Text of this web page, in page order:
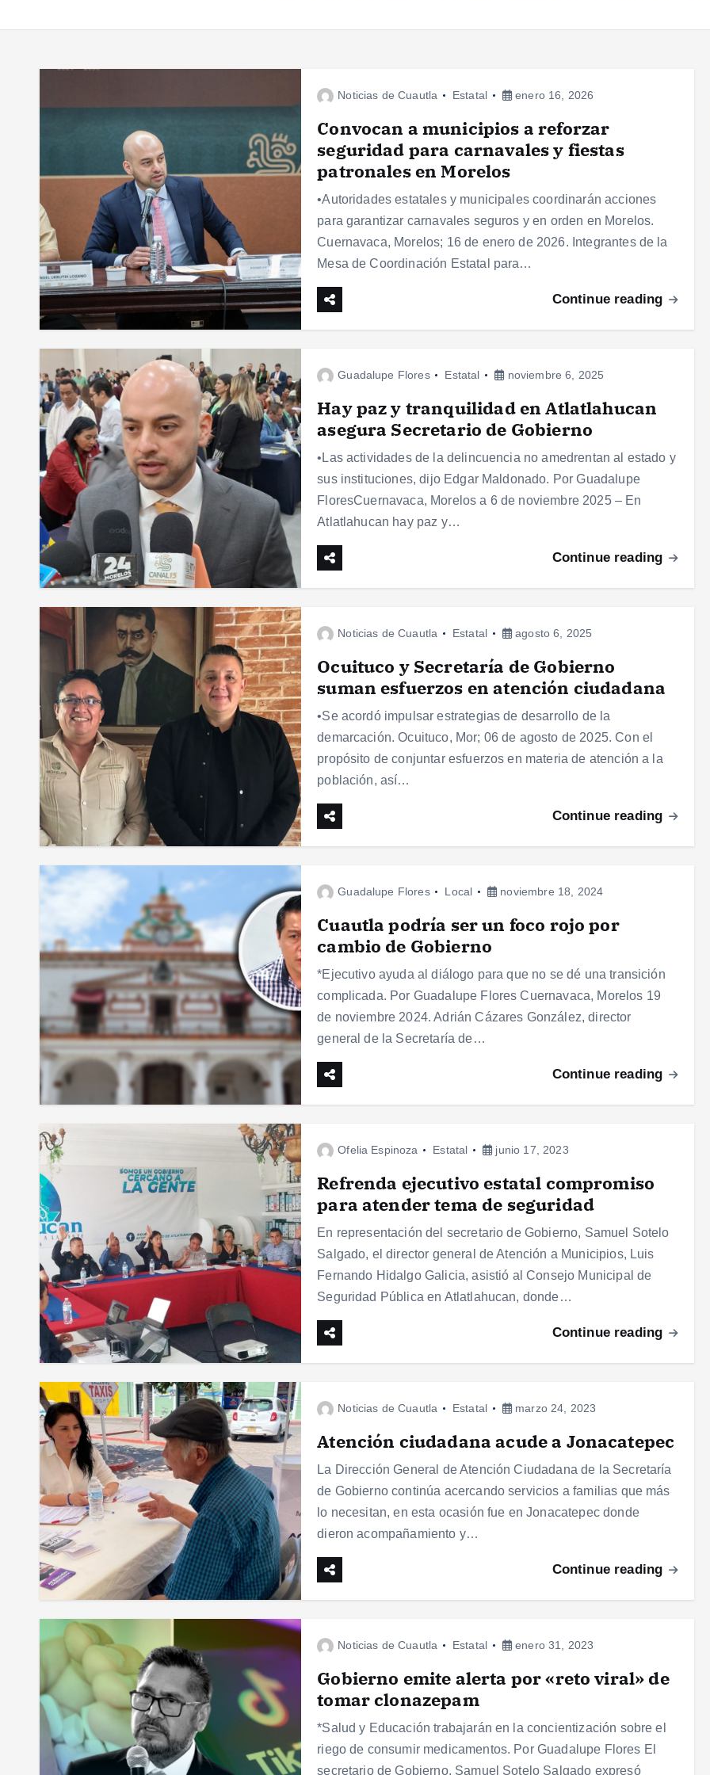
Noticias de Cuautla Estatal enero 16, 2026
Convocan a municipios a reforzar
seguridad para carnavales y fiestas
patronales en Morelos
•Autoridades estatales y municipales coordinarán acciones
para garantizar carnavales seguros y en orden en Morelos.
Cuernavaca, Morelos; 16 de enero de 2026. Integrantes de la
Mesa de Coordinación Estatal para…
Continue reading
Guadalupe Flores Estatal noviembre 6, 2025
Hay paz y tranquilidad en Atlatlahucan
asegura Secretario de Gobierno
•Las actividades de la delincuencia no amedrentan al estado y
sus instituciones, dijo Edgar Maldonado. Por Guadalupe
FloresCuernavaca, Morelos a 6 de noviembre 2025 – En
Atlatlahucan hay paz y…
Continue reading
Noticias de Cuautla Estatal agosto 6, 2025
Ocuituco y Secretaría de Gobierno
suman esfuerzos en atención ciudadana
•Se acordó impulsar estrategias de desarrollo de la
demarcación. Ocuituco, Mor; 06 de agosto de 2025. Con el
propósito de conjuntar esfuerzos en materia de atención a la
población, así…
Continue reading
Guadalupe Flores Local noviembre 18, 2024
Cuautla podría ser un foco rojo por
cambio de Gobierno
*Ejecutivo ayuda al diálogo para que no se dé una transición
complicada. Por Guadalupe Flores Cuernavaca, Morelos 19
de noviembre 2024. Adrián Cázares González, director
general de la Secretaría de…
Continue reading
Ofelia Espinoza Estatal junio 17, 2023
Refrenda ejecutivo estatal compromiso
para atender tema de seguridad
En representación del secretario de Gobierno, Samuel Sotelo
Salgado, el director general de Atención a Municipios, Luis
Fernando Hidalgo Galicia, asistió al Consejo Municipal de
Seguridad Pública en Atlatlahucan, donde…
Continue reading
Noticias de Cuautla Estatal marzo 24, 2023
Atención ciudadana acude a Jonacatepec
La Dirección General de Atención Ciudadana de la Secretaría
de Gobierno continúa acercando servicios a familias que más
lo necesitan, en esta ocasión fue en Jonacatepec donde
dieron acompañamiento y…
Continue reading
Noticias de Cuautla Estatal enero 31, 2023
Gobierno emite alerta por «reto viral» de
tomar clonazepam
*Salud y Educación trabajarán en la concientización sobre el
riego de consumir medicamentos. Por Guadalupe Flores El
secretario de Gobierno, Samuel Sotelo Salgado expresó